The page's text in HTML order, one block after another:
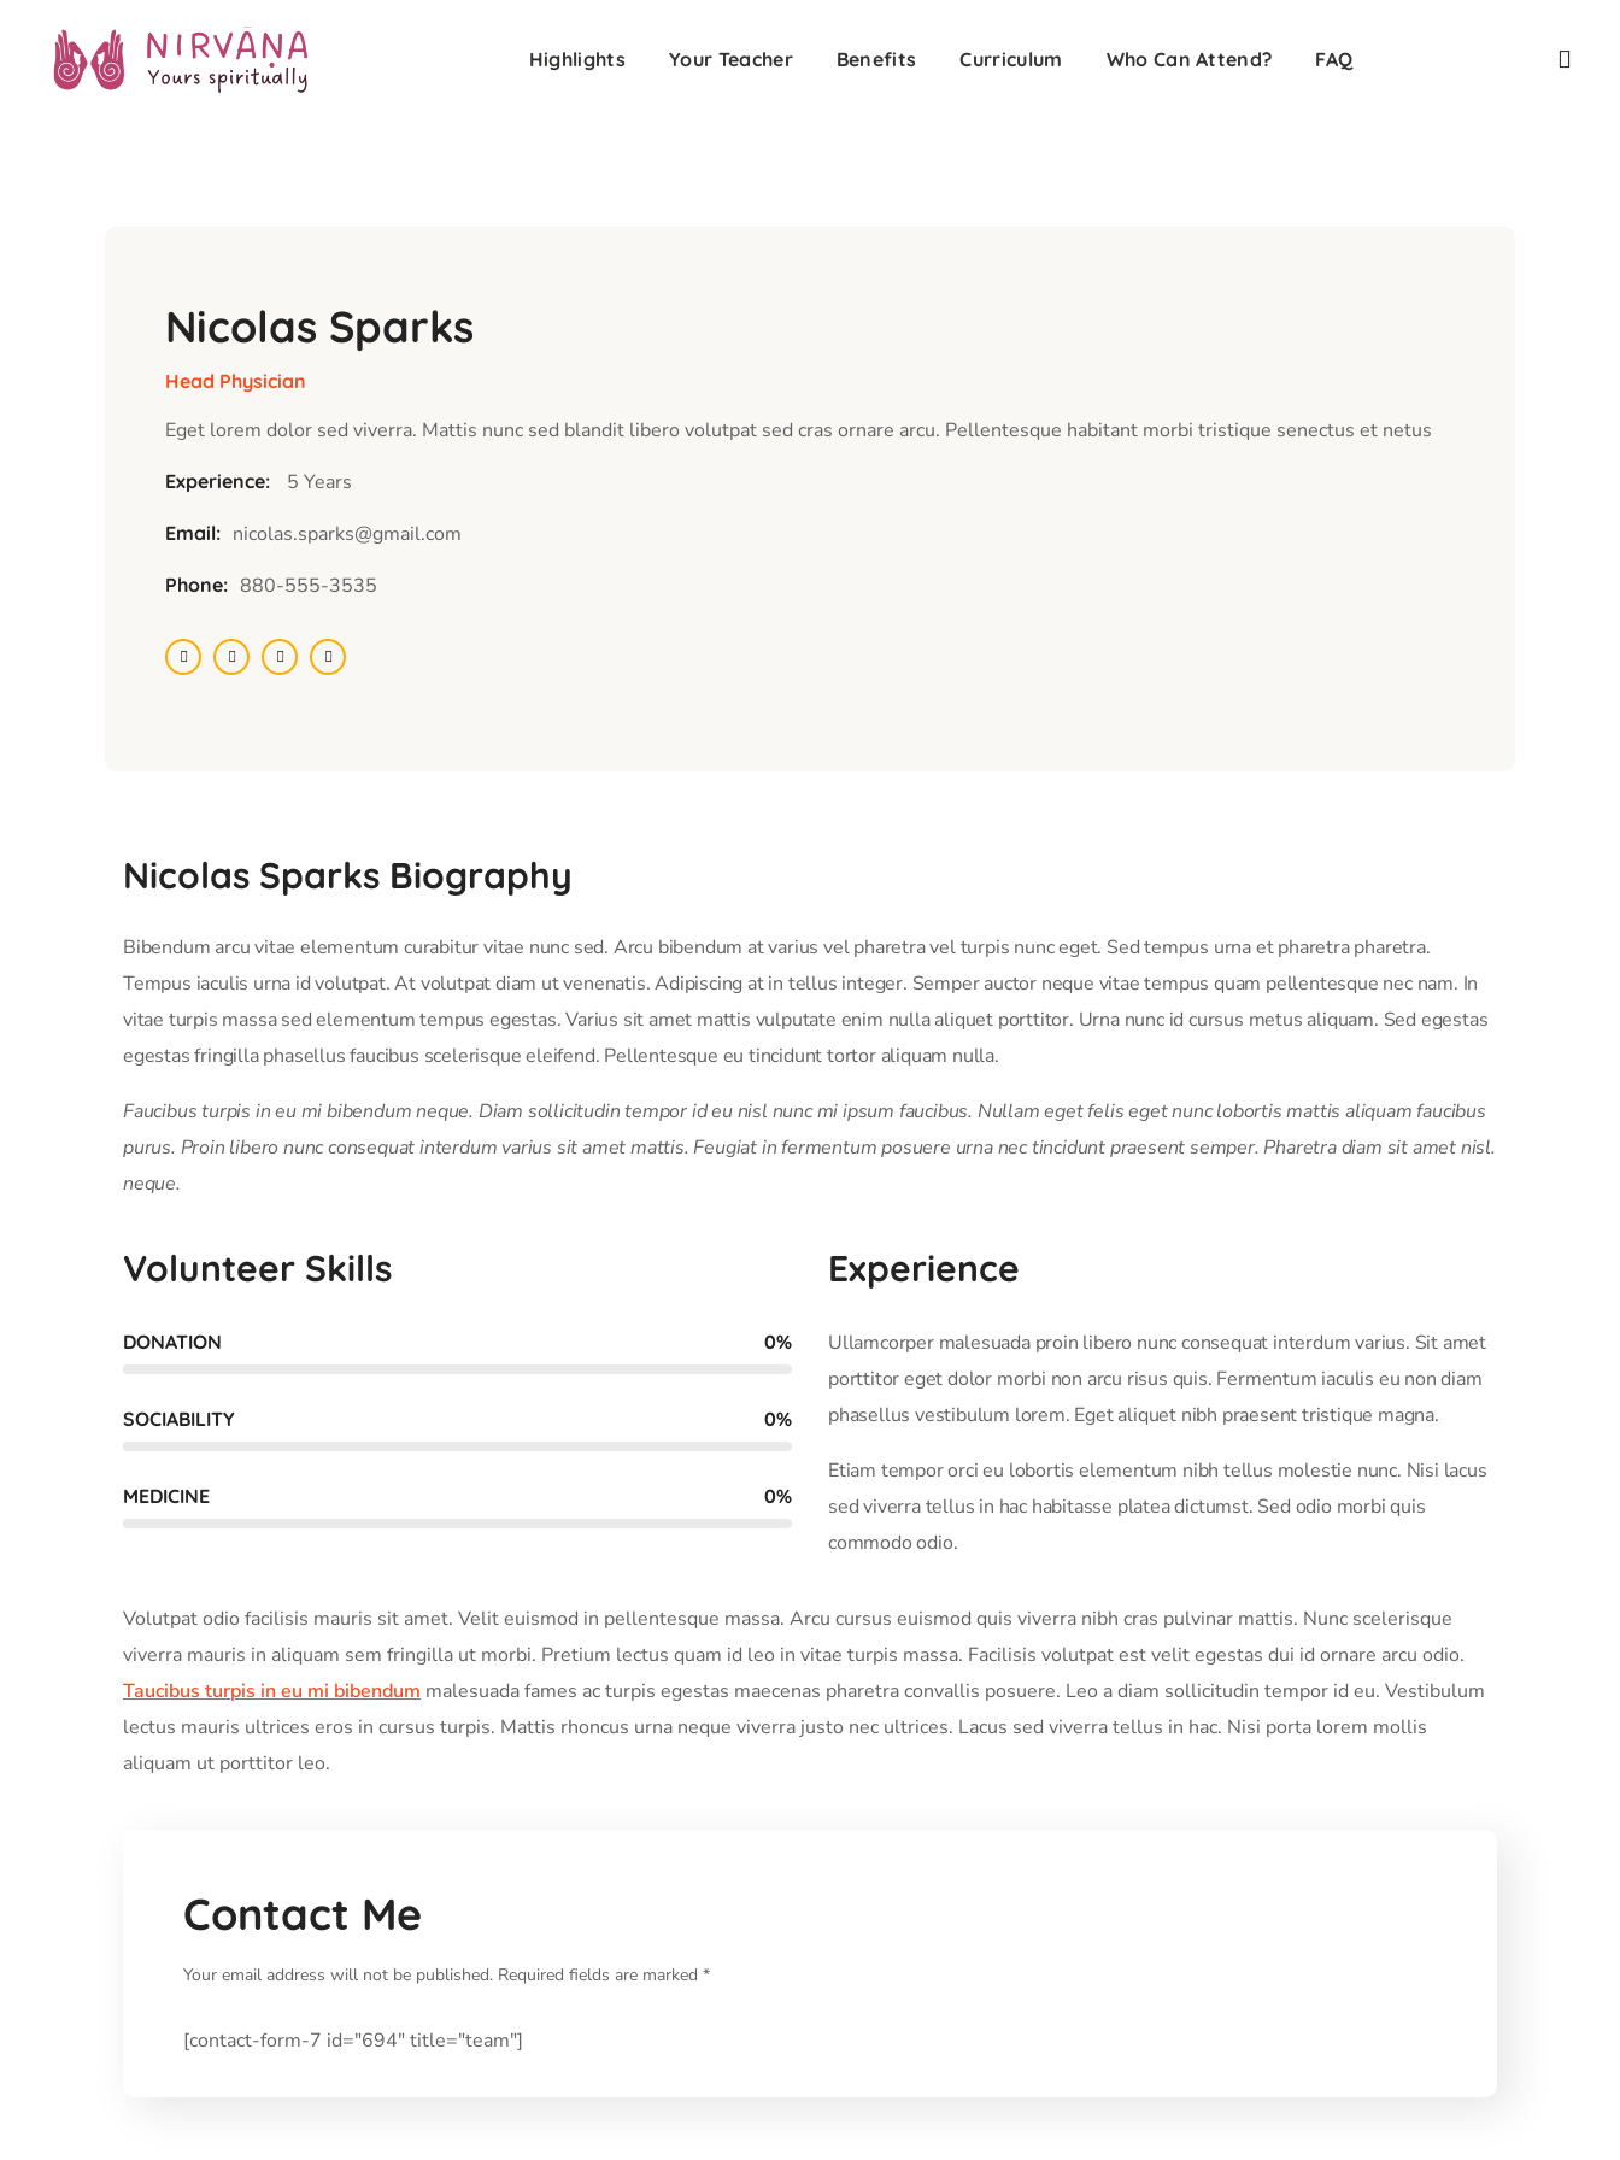
Highlights Your Teacher Benefits Curriculum Who Can Attend? FAQ
Nicolas Sparks
Head Physician
Eget lorem dolor sed viverra. Mattis nunc sed blandit libero volutpat sed cras ornare arcu. Pellentesque habitant morbi tristique senectus et netus
Experience: 5 Years
Email: nicolas.sparks@gmail.com
Phone: 880-555-3535
Nicolas Sparks Biography
Bibendum arcu vitae elementum curabitur vitae nunc sed. Arcu bibendum at varius vel pharetra vel turpis nunc eget. Sed tempus urna et pharetra pharetra.
Tempus iaculis urna id volutpat. At volutpat diam ut venenatis. Adipiscing at in tellus integer. Semper auctor neque vitae tempus quam pellentesque nec nam. In
vitae turpis massa sed elementum tempus egestas. Varius sit amet mattis vulputate enim nulla aliquet porttitor. Urna nunc id cursus metus aliquam. Sed egestas
egestas fringilla phasellus faucibus scelerisque eleifend. Pellentesque eu tincidunt tortor aliquam nulla.
Faucibus turpis in eu mi bibendum neque. Diam sollicitudin tempor id eu nisl nunc mi ipsum faucibus. Nullam eget felis eget nunc lobortis mattis aliquam faucibus
purus. Proin libero nunc consequat interdum varius sit amet mattis. Feugiat in fermentum posuere urna nec tincidunt praesent semper. Pharetra diam sit amet nisl.
neque.
Volunteer Skills
DONATION 0%
SOCIABILITY 0%
MEDICINE 0%
Experience
Ullamcorper malesuada proin libero nunc consequat interdum varius. Sit amet
porttitor eget dolor morbi non arcu risus quis. Fermentum iaculis eu non diam
phasellus vestibulum lorem. Eget aliquet nibh praesent tristique magna.
Etiam tempor orci eu lobortis elementum nibh tellus molestie nunc. Nisi lacus
sed viverra tellus in hac habitasse platea dictumst. Sed odio morbi quis
commodo odio.
Volutpat odio facilisis mauris sit amet. Velit euismod in pellentesque massa. Arcu cursus euismod quis viverra nibh cras pulvinar mattis. Nunc scelerisque
viverra mauris in aliquam sem fringilla ut morbi. Pretium lectus quam id leo in vitae turpis massa. Facilisis volutpat est velit egestas dui id ornare arcu odio.
Taucibus turpis in eu mi bibendum malesuada fames ac turpis egestas maecenas pharetra convallis posuere. Leo a diam sollicitudin tempor id eu. Vestibulum
lectus mauris ultrices eros in cursus turpis. Mattis rhoncus urna neque viverra justo nec ultrices. Lacus sed viverra tellus in hac. Nisi porta lorem mollis
aliquam ut porttitor leo.
Contact Me
Your email address will not be published. Required fields are marked *
[contact-form-7 id="694" title="team"]